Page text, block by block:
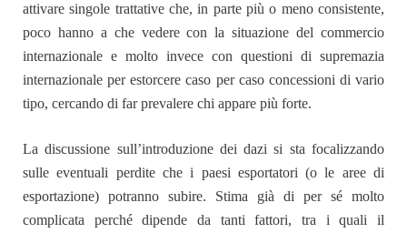
attivare singole trattative che, in parte più o meno consistente,
poco hanno a che vedere con la situazione del commercio
internazionale e molto invece con questioni di supremazia
internazionale per estorcere caso per caso concessioni di vario
tipo, cercando di far prevalere chi appare più forte.
La discussione sull’introduzione dei dazi si sta focalizzando
sulle eventuali perdite che i paesi esportatori (o le aree di
esportazione) potranno subire. Stima già di per sé molto
complicata perché dipende da tanti fattori, tra i quali il